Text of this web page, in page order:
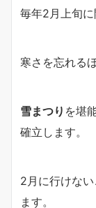
毎年2月上旬
寒さを忘れる
雪まつり を堪
確立します。
2月に行けな
ます。